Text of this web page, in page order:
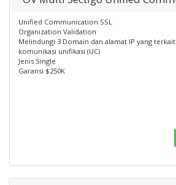
Unified Communication SSL
Organization Validation
Melindungi 3 Domain dan alamat IP yang
komunikasi unifikasi (UC)
Jenis Single
Garansi $250K